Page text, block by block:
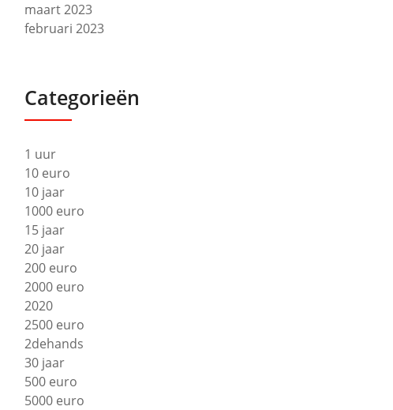
maart 2023
februari 2023
Categorieën
1 uur
10 euro
10 jaar
1000 euro
15 jaar
20 jaar
200 euro
2000 euro
2020
2500 euro
2dehands
30 jaar
500 euro
5000 euro